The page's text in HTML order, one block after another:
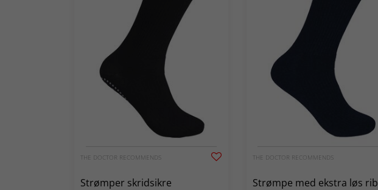
THE DOCTOR RECOMMENDS
Strømper skridsikre
THE DOCTOR RECOMMENDS
Strømpe med ekstra løs rib